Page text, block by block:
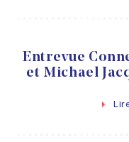
Entrevue
et Michael